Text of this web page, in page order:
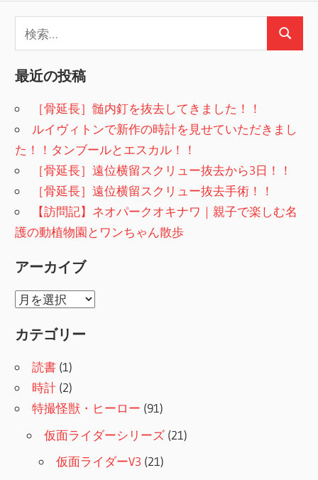
索:
検
最近の投稿
［骨延長］髄内釘を抜去してきました！！
ルイヴィトンで新作の時計を見せていただきまし
た！！タンブールとエスカル！！
［骨延長］遠位横留スクリュー抜去から3日！！
［骨延長］遠位横留スクリュー抜去手術！！
【訪問記】ネオパークオキナワ｜親子で楽しむ名
護の動植物園とワンちゃん散歩
アーカイブ
ア
カ
カテゴリー
読書 (1)
時計 (2)
特撮怪獣・ヒーロー (91)
仮面ライダーシリーズ (21)
仮面ライダーV3 (21)